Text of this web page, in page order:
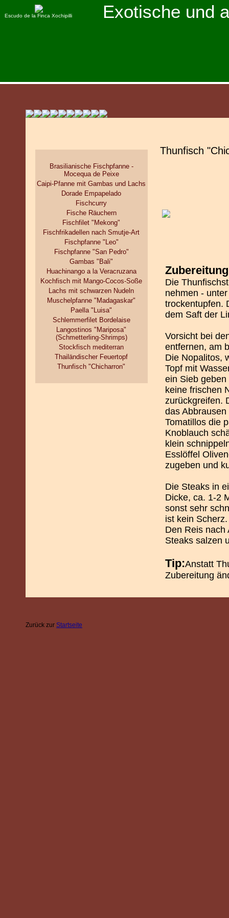
Escudo de la Finca Xochipilli Exotische und
Brasilianische Fischpfanne -
Mocequa de Peixe
Caipi-Pfanne mit Gambas und Lachs
Dorade Empapelado
Fischcurry
Fische Räuchern
Fischfilet "Mekong"
Fischfrikadellen nach Smutje-Art
Fischpfanne "Leo"
Fischpfanne "San Pedro"
Gambas "Bali"
Huachinango a la Veracruzana
Kochfisch mit Mango-Cocos-Soße
Lachs mit schwarzen Nudeln
Muschelpfanne "Madagaskar"
Paella "Luisa"
Schlemmerfilet Bordelaise
Langostinos "Mariposa"
(Schmetterling-Shrimps)
Stockfisch mediterran
Thailändischer Feuertopf
Thunfisch "Chicharron"
Thunfisch
Die
nehmen -
trockentupfen.
dem Saft der
Vorsicht bei
entfernen, am
Die Nopalitos,
Topf mit
ein Sieb
keine frischen
zurückgreifen.
das
Tomatillos die
Knoblauch
klein
Esslöffel
zugeben und
Die Steaks in
Dicke, ca. 1-2
sonst sehr
ist kein
Den Reis nach
Steaks salzen
Tip:Anstatt
Zubereitung
Zurück zur Startseite